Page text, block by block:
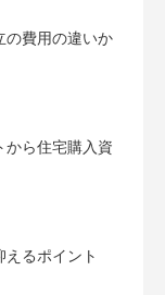
の費⽤の違いか
から住宅購⼊資
るポイント